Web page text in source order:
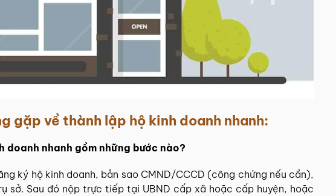
gặp về thành lập hộ kinh doanh nhanh:
doanh nhanh gồm những bước nào?
ký hộ kinh doanh, bản sao CMND/CCCD (công chứng nếu cần),
sở. Sau đó nộp trực tiếp tại UBND cấp xã hoặc cấp huyện, hoặc